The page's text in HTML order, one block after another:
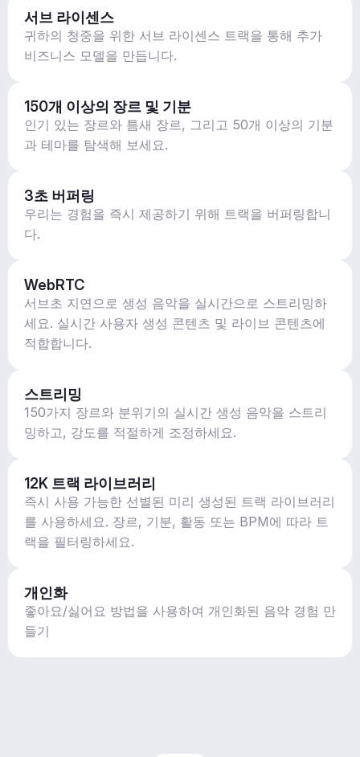
서브 라이센스
귀하의 청중을 위한 서브 라이센스 트랙을 통해 추가
비즈니스 모델을 만듭니다.
150개 이상의 장르 및 기분
인기 있는 장르와 틈새 장르, 그리고 50개 이상의 기분
과 테마를 탐색해 보세요.
3초 버퍼링
우리는 경험을 즉시 제공하기 위해 트랙을 버퍼링합니
다.
WebRTC
서브초 지연으로 생성 음악을 실시간으로 스트리밍하
세요. 실시간 사용자 생성 콘텐츠 및 라이브 콘텐츠에
적합합니다.
스트리밍
150가지 장르와 분위기의 실시간 생성 음악을 스트리
밍하고, 강도를 적절하게 조정하세요.
12K 트랙 라이브러리
즉시 사용 가능한 선별된 미리 생성된 트랙 라이브러리
를 사용하세요. 장르, 기분, 활동 또는 BPM에 따라 트
랙을 필터링하세요.
개인화
좋아요/싫어요 방법을 사용하여 개인화된 음악 경험 만
들기